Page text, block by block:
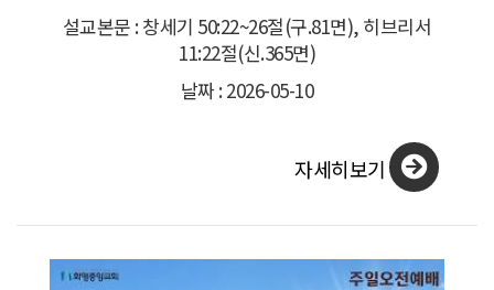
설교본문 : 창세기 50:22~26절(구.81면), 히브리서
11:22절(신.365면)
날짜 : 2026-05-10
자세히보기